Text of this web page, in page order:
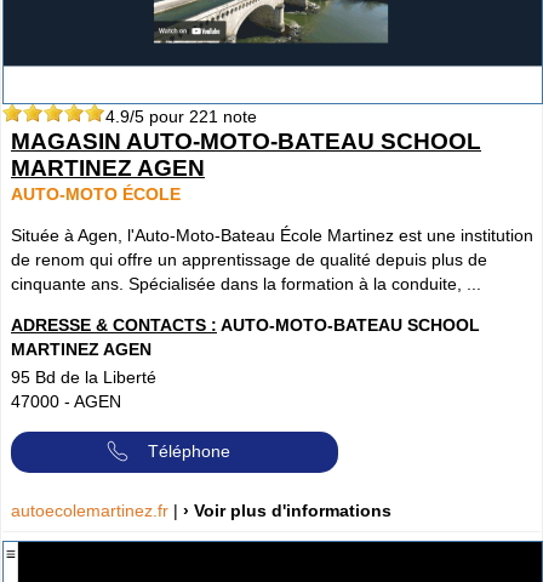
4.9/5 pour 221 note
MAGASIN AUTO-MOTO-BATEAU SCHOOL
MARTINEZ AGEN
AUTO-MOTO ÉCOLE
Située à Agen, l'Auto-Moto-Bateau École Martinez est une institution
de renom qui offre un apprentissage de qualité depuis plus de
cinquante ans. Spécialisée dans la formation à la conduite, ...
ADRESSE & CONTACTS : AUTO-MOTO-BATEAU SCHOOL
MARTINEZ AGEN
95 Bd de la Liberté
47000 - AGEN
Téléphone
autoecolemartinez.fr | › Voir plus d'informations